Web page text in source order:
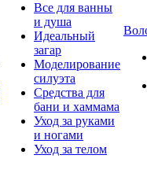
Все для ванны
и душа
Идеальный
загар
Моделирование
силуэта
Средства для
бани и хаммама
Уход за руками
и ногами
Уход за телом